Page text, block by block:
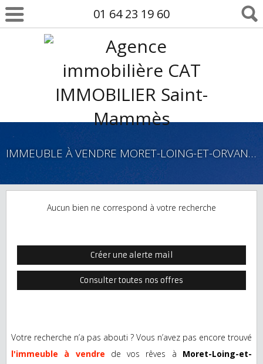
01 64 23 19 60
IMMEUBLE À VENDRE MORET-LOING-ET-ORVANNE
Aucun bien ne correspond à votre recherche
Créer une alerte mail
Consulter toutes nos offres
Votre recherche n’a pas abouti ? Vous n’avez pas encore trouvé
l'immeuble à vendre de vos rêves à Moret-Loing-et-